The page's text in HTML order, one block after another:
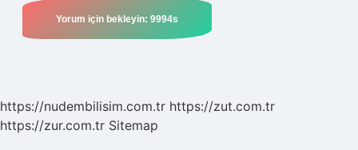
https://nudembilisim.com.tr https://zut.com.tr
https://zur.com.tr Sitemap